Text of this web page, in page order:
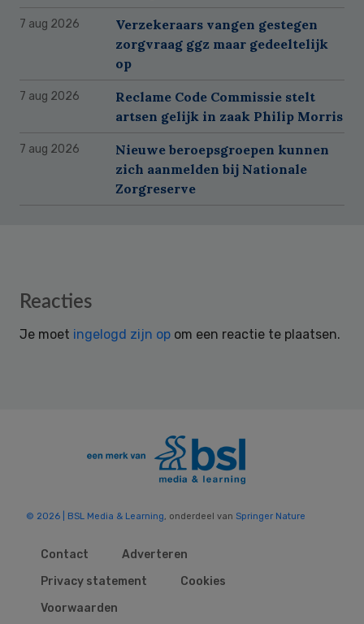
7 aug 2026
Verzekeraars vangen gestegen
zorgvraag ggz maar gedeeltelijk
op
7 aug 2026
Reclame Code Commissie stelt
artsen gelijk in zaak Philip Morris
7 aug 2026
Nieuwe beroepsgroepen kunnen
zich aanmelden bij Nationale
Zorgreserve
Reader
Reacties
Je moet ingelogd zijn op om een reactie te plaatsen.
© 2026 | BSL Media & Learning, onderdeel van Springer Nature
Contact
Adverteren
Privacy statement
Cookies
Voorwaarden